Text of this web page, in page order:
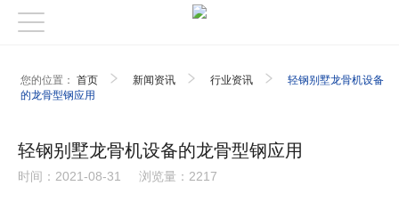
您的位置： 首页 新闻资讯 行业资讯
轻钢别墅龙骨机设备
的龙骨型钢应用
轻钢别墅龙骨机设备的龙骨型钢应用
时间：2021-08-31 浏览量：2217